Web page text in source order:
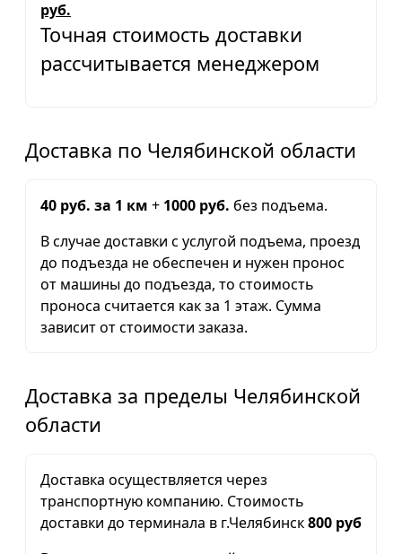
руб.
Точная стоимость доставки
рассчитывается менеджером
Доставка по Челябинской области
40 руб. за 1 км + 1000 руб. без подъема.
В случае доставки с услугой подъема, проезд
до подъезда не обеспечен и нужен пронос
от машины до подъезда, то стоимость
проноса считается как за 1 этаж. Сумма
зависит от стоимости заказа.
Доставка за пределы Челябинской
области
Доставка осуществляется через
транспортную компанию. Стоимость
доставки до терминала в г.Челябинск800 руб